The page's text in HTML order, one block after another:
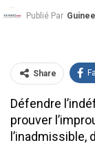
Publié Par
Share
Défendre
prouver